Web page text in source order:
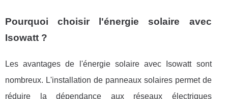
Pourquoi choisir l'énergie solaire avec
Isowatt ?
Les avantages de l'énergie solaire avec Isowatt sont
nombreux. L'installation de panneaux solaires permet de
réduire la dépendance aux réseaux électriques